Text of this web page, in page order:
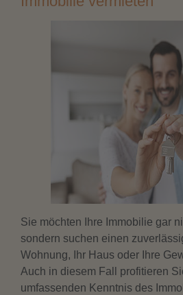
Sie möchten Ihre Immobilie gar
sondern suchen einen
Wohnung, Ihr Haus oder Ihre
Auch in diesem Fall profitieren
umfassenden Kenntnis des